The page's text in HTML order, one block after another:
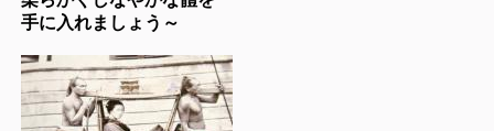
手に入れましょう～